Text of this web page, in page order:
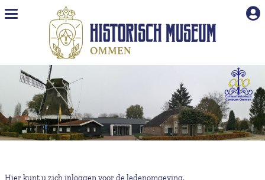
Naar hoofdinhoud
Hier kunt u zich inloggen voor de ledenomgeving.